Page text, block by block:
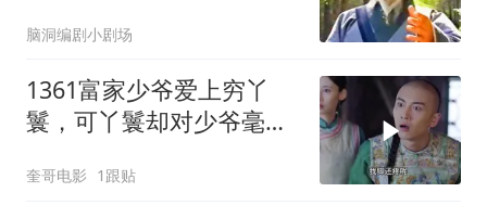
脑洞编剧小剧场
1361富家少爷爱上穷丫
鬟，可丫鬟却对少爷毫无
奎哥电影 1跟贴